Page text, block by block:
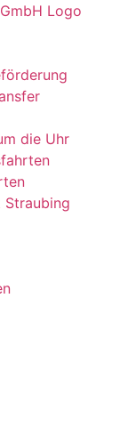
die Uhr
Straubing